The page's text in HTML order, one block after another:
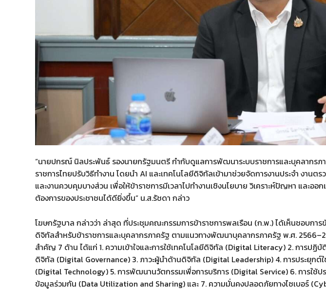
“นายปกรณ์ นิลประพันธ์ รองนายกรัฐมนตรี กำกับดูแลการพัฒนาระบบราชการและบุคลากรภา
ราชการไทยปรับวิธีทำงาน โดยนำ AI และเทคโนโลยีดิจิทัลเข้ามาช่วยจัดการงานประจำ งานตร
และงานควบคุมบางส่วน เพื่อให้ข้าราชการมีเวลาไปทำงานเชิงนโยบาย วิเคราะห์ปัญหา และอ
ต้องการของประชาชนได้ดียิ่งขึ้น” น.ส.รัชดา กล่าว
โฆษกรัฐบาล กล่าวว่า ล่าสุด ที่ประชุมคณะกรรมการข้าราชการพลเรือน (ก.พ.) ได้เห็นชอบกา
ดิจิทัลสำหรับข้าราชการและบุคลากรภาครัฐ ตามแนวทางพัฒนาบุคลากรภาครัฐ พ.ศ.
สำคัญ 7 ด้าน ได้แก่ 1. ความเข้าใจและการใช้เทคโนโลยีดิจิทัล (Digital Literacy) 2. การปฏิ
ดิจิทัล (Digital Governance) 3. ภาวะผู้นำด้านดิจิทัล (Digital Leadership) 4. การประยุกต์
(Digital Technology) 5. การพัฒนานวัตกรรมเพื่อการบริการ (Digital Service) 6. การใช้ป
ข้อมูลร่วมกัน (Data Utilization and Sharing) และ 7. ความมั่นคงปลอดภัยทางไซเบอร์